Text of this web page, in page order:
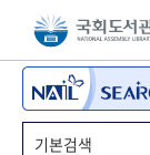
본문 바로가기주메뉴 바